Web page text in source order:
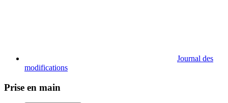
Journal des
modifications
Prise en main